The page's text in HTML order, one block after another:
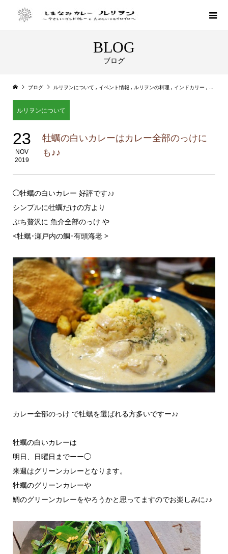
BLOG
ブログ
ブログ ルリヲンについて , イベント情報 , ルリヲンの料理 , インドカリー , しまな
ルリヲンについて
23
NOV
2019
牡蠣の白いカレーはカレー全部のっけに
も♪♪
◯牡蠣の白いカレー 好評です♪♪
シンプルに牡蠣だけの方より
ぶち贅沢に 魚介全部のっけ や
<牡蠣･瀬戸内の鯛･有頭海老 >
カレー全部のっけ で牡蠣を選ばれる方多いですー♪♪
牡蠣の白いカレーは
明日、日曜日までーー◯
来週はグリーンカレーとなります。
牡蠣のグリーンカレーや
鯛のグリーンカレーをやろうかと思ってますのでお楽しみに♪♪